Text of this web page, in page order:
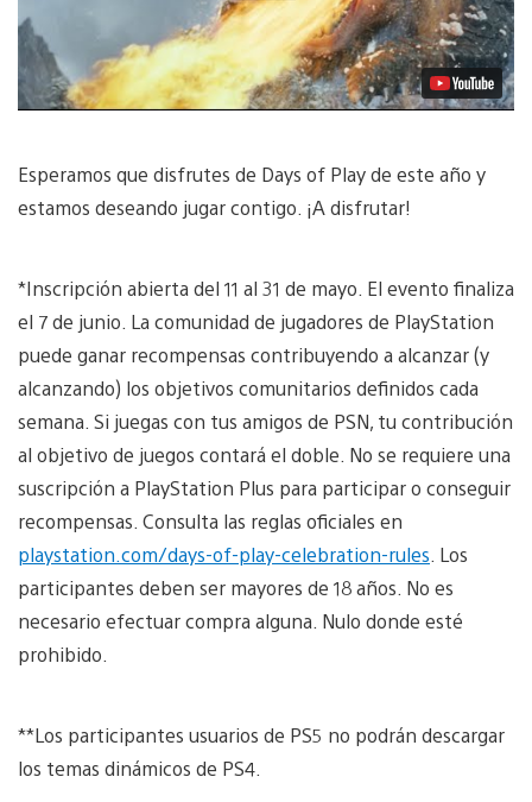
Esperamos que disfrutes de Days of Play de este año y
estamos deseando jugar contigo. ¡A disfrutar!
*Inscripción abierta del 11 al 31 de mayo. El evento finaliza
el 7 de junio. La comunidad de jugadores de PlayStation
puede ganar recompensas contribuyendo a alcanzar (y
alcanzando) los objetivos comunitarios definidos cada
semana. Si juegas con tus amigos de PSN, tu contribución
al objetivo de juegos contará el doble. No se requiere una
suscripción a PlayStation Plus para participar o conseguir
recompensas. Consulta las reglas oficiales en
playstation.com/days-of-play-celebration-rules . Los
participantes deben ser mayores de 18 años. No es
necesario efectuar compra alguna. Nulo donde esté
prohibido.
**Los participantes usuarios de PS5 no podrán descargar
los temas dinámicos de PS4.